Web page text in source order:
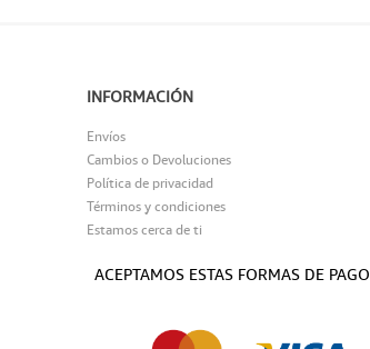
INFORMACIÓN
Envíos
Cambios o Devoluciones
Política de privacidad
Términos y condiciones
Estamos cerca de ti
ACEPTAMOS ESTAS FORMAS DE PAGO